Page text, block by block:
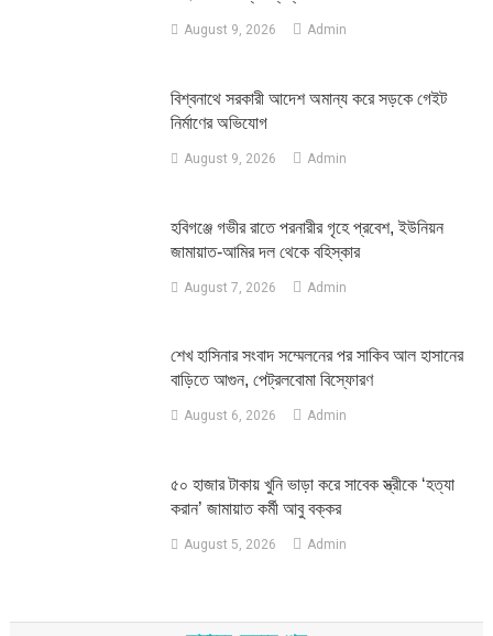
August 9, 2026 Admin
বিশ্বনাথে সরকারী আদেশ অমান্য করে সড়কে গেইট
নির্মাণের অভিযোগ
August 9, 2026 Admin
হবিগঞ্জে গভীর রাতে পরনারীর গৃহে প্রবেশ, ইউনিয়ন
জামায়াত-আমির দল থেকে বহিস্কার
August 7, 2026 Admin
শেখ হাসিনার সংবাদ সম্মেলনের পর সাকিব আল হাসানের
বাড়িতে আগুন, পেট্রলবোমা বিস্ফোরণ
August 6, 2026 Admin
৫০ হাজার টাকায় খুনি ভাড়া করে সাবেক স্ত্রীকে ‘হত্যা
করান’ জামায়াত কর্মী আবু বক্কর
August 5, 2026 Admin